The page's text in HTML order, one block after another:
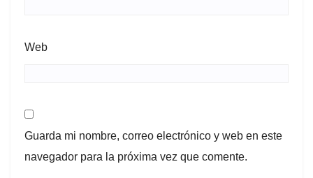
Web
Guarda mi nombre, correo electrónico y web en este
navegador para la próxima vez que comente.